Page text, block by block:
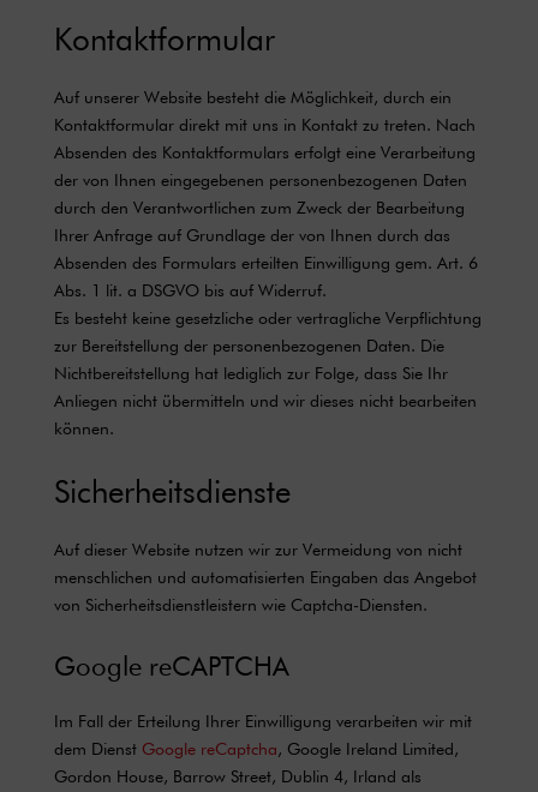
Kontaktformular
Auf unserer Website besteht die Möglichkeit, durch ein
Kontaktformular direkt mit uns in Kontakt zu treten. Nach
Absenden des Kontaktformulars erfolgt eine Verarbeitung
der von Ihnen eingegebenen personenbezogenen Daten
durch den Verantwortlichen zum Zweck der Bearbeitung
Ihrer Anfrage auf Grundlage der von Ihnen durch das
Absenden des Formulars erteilten Einwilligung gem. Art. 6
Abs. 1 lit. a DSGVO bis auf Widerruf.
Es besteht keine gesetzliche oder vertragliche Verpflichtung
zur Bereitstellung der personenbezogenen Daten. Die
Nichtbereitstellung hat lediglich zur Folge, dass Sie Ihr
Anliegen nicht übermitteln und wir dieses nicht bearbeiten
können.
Sicherheitsdienste
Auf dieser Website nutzen wir zur Vermeidung von nicht
menschlichen und automatisierten Eingaben das Angebot
von Sicherheitsdienstleistern wie Captcha-Diensten.
Google reCAPTCHA
Im Fall der Erteilung Ihrer Einwilligung verarbeiten wir mit
dem Dienst Google reCaptcha, Google Ireland Limited,
Gordon House, Barrow Street, Dublin 4, Irland als